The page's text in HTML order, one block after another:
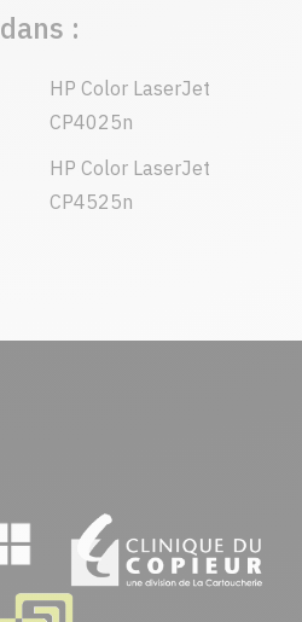
:
HP Color LaserJet
CP4025n
HP Color LaserJet
CP4525n